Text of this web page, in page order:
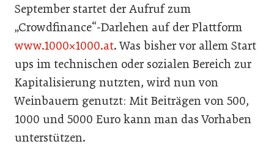
September startet der Aufruf zum
„Crowdfinance“-Darlehen auf der Plattform
www.1000×1000.at. Was bisher vor allem Start
ups im technischen oder sozialen Bereich zur
Kapitalisierung nutzten, wird nun von
Weinbauern genutzt: Mit Beiträgen von 500,
1000 und 5000 Euro kann man das Vorhaben
unterstützen.